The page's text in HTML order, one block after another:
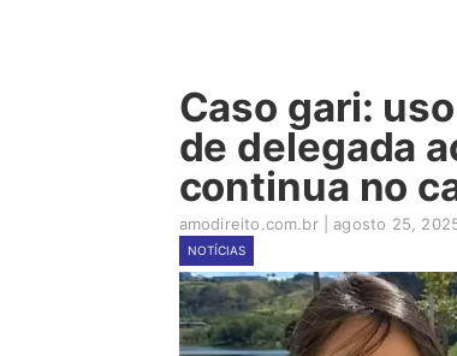
Caso gari:
de delegada
continua no
amodireito.com.br agosto 25,
NOTÍCIAS